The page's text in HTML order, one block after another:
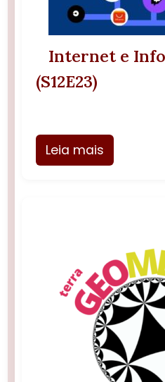
Internet e
(S12E23)
Leia mais